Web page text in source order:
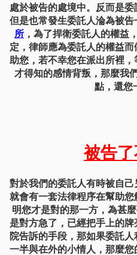
處於被告的處境中。反而是
但是也常發生委託人淪為被
所 ，為了捍衛委託人的權益
定，律師應為委託人的權益
助您，若不幸您在派出所裡
才得知的感情背叛，那麼我
點，還您
被告
對於我們的委託人有時被自
就會有一套法律程序在幫助
明您才是對的那一方，為甚
是對方急了，已經把手上的
院告訴的手段，那如果委託
一半與在外的小情人，那麼